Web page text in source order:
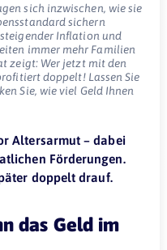
sich inzwischen, wie sie
sichern
Inflation und
immer mehr Familien
zeigt: Wer jetzt mit den
doppelt! Lassen Sie
Sie, wie viel Geld Ihnen
Altersarmut – dabei
Förderungen.
doppelt drauf.
das Geld im